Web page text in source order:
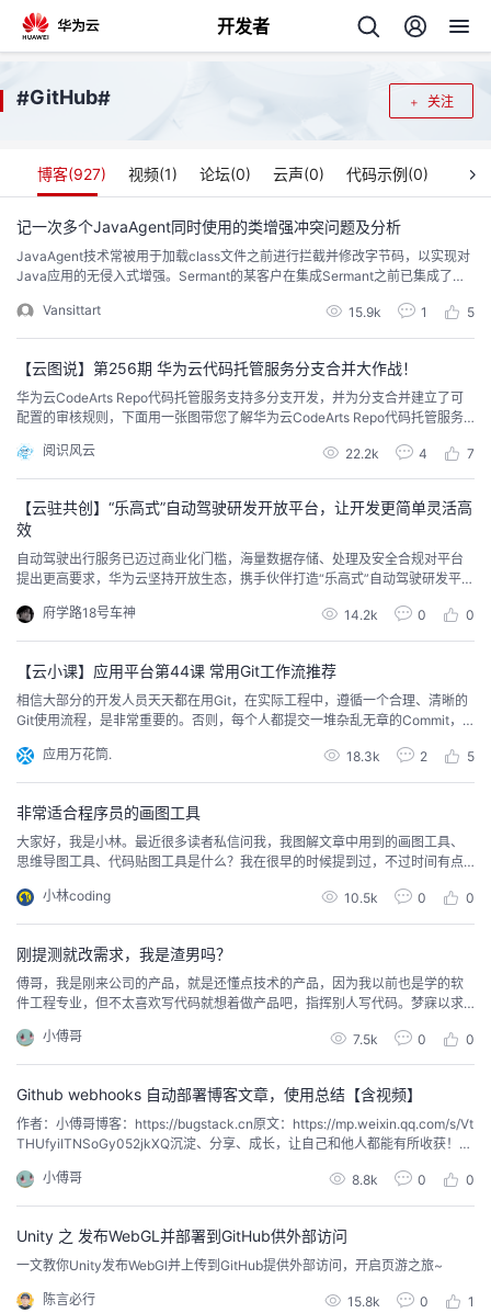
开发者
回
个
人
主
页
我
的
开
发
者
我
子
直
播
的
活
动
我
的
关
注
我
的
开
发
者
学
我
我
的
Programs
我
的
支
持
的
我
关注
#GitHub#
博客(927) 视频(1) 论坛(0) 云声(0) 代码示例(0)
记一次多个JavaAgent同时使用的类增强冲突问题及分析
JavaAgent技术常被用于加载class文件之前进行拦截并修改字节码，以实现对
Java应用的无侵入式增强。Sermant的某客户在集成Sermant之前已集成了两
问题的根因以及介绍了Sermant对这类问题的处理方式。
Vansittart 15.9k 1 5
【云图说】第256期 华为云代码托管服务分支合并大作战！
华为云CodeArts Repo代码托管服务支持多分支开发，并为分支合并建立了可
配置的审核规则，下面用一张图带您了解华为云CodeArts Repo代码托管服务
阅识风云
22.2k 4 7
【云驻共创】“乐高式”自动驾驶研发开放平台，让开发更简单灵活高
效
自动驾驶出行服务已迈过商业化门槛，海量数据存储、处理及安全合规对平台
提出更高要求，华为云坚持开放生态，携手伙伴打造“乐高式”自动驾驶研发平台
府学路18号车神
14.2k 0 0
【云小课】应用平台第44课 常用Git工作流推荐
相信大部分的开发人员天天都在用Git，在实际工程中，遵循一个合理、清晰的
Git使用流程，是非常重要的。否则，每个人都提交一堆杂乱无章的Commit，
程，今天就带大家一起去了解工作流是什么？
应用万花筒. 18.3k 2 5
非常适合程序员的画图工具
大家好，我是小林。最近很多读者私信问我，我图解文章中用到的画图工具、
思维导图工具、代码贴图工具是什么？我在很早的时候提到过，不过时间有点
我图解文章用到的各类工具吧，这些工具我用了一年多了，没发现什么问题，
所以是值得推荐的。我这里先列一下：画图工具：draw.io思维导图工具：xmin
小林coding 10.5k 0 0
刚提测就改需求，我是渣男吗？
傅哥，我是刚来公司的产品，就是还懂点技术的产品，因为我以前也是学的软
件工程专业，但不太喜欢写代码就想着做产品吧，指挥别人写代码。梦寐以求
小傅哥
7.5k 0 0
Github webhooks 自动部署博客文章，使用总结【含视频】
作者：小傅哥博客：https://bugstack.cn原文：https://mp.weixin.qq.com/s/Vt
THUfyiITNSoGy052jkXQ沉淀、分享、成长，让自己和他人都能有所收获！😄
来信：傅哥，我大二了，就编程学的还可以的那种大二女生😄。最近我不是天
天看见一大堆人宣传服务器白皮袄吗，我就在11...
小傅哥 8.8k 0 0
Unity 之 发布WebGL并部署到GitHub供外部访问
一文教你Unity发布WebGl并上传到GitHub提供外部访问，开启页游之旅~
陈言必行 15.8k 0 1